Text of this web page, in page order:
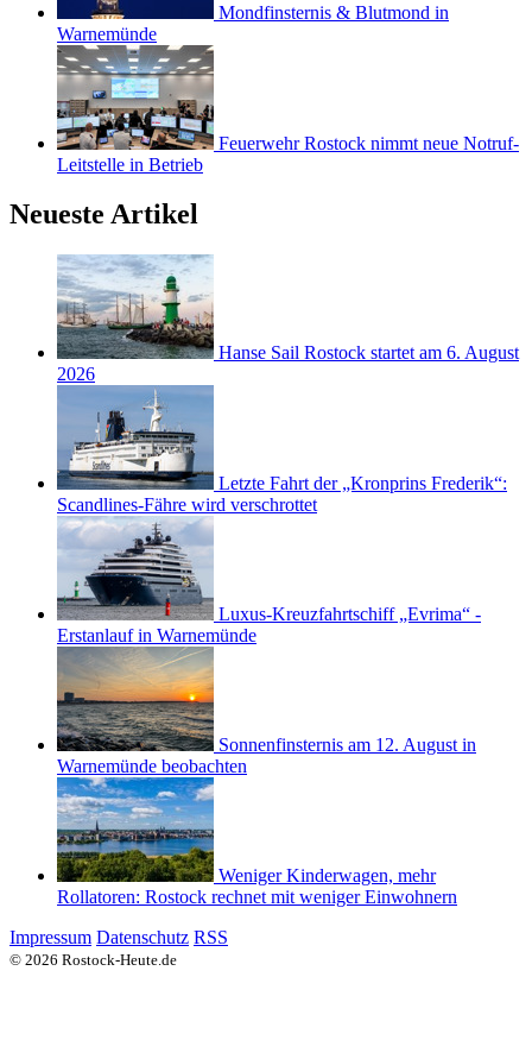
Mondfinsternis & Blutmond in
Warnemünde
Feuerwehr Rostock nimmt neue Notruf-
Leitstelle in Betrieb
Neueste Artikel
Hanse Sail Rostock startet am 6. August
2026
Letzte Fahrt der „Kronprins Frederik“:
Scandlines-Fähre wird verschrottet
Luxus-Kreuzfahrtschiff „Evrima“ -
Erstanlauf in Warnemünde
Sonnenfinsternis am 12. August in
Warnemünde beobachten
Weniger Kinderwagen, mehr
Rollatoren: Rostock rechnet mit weniger Einwohnern
Impressum Datenschutz RSS
© 2026 Rostock-Heute.de